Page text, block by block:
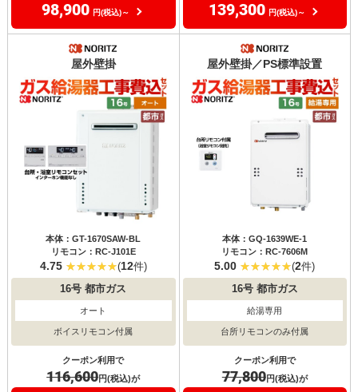
98,900 円(税込)～ 139,300 円(税込)～
屋外壁掛
本体：GT-1670SAW-BL
リモコン：RC-J101E
4.75 (12件)
16号 都市ガス
オート
ボイスリモコン付属
クーポン利用で
116,600円(税込)が
屋外壁掛／PS標準設置
本体：GQ-1639WE-1
リモコン：RC-7606M
5.00 (2件)
16号都市ガス
給湯専用
台所リモコンのみ付属
クーポン利用で
77,800円(税込)が